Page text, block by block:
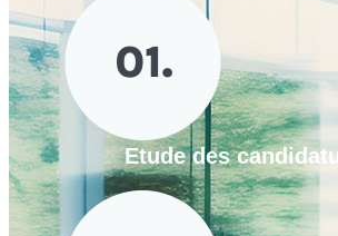
Etude des